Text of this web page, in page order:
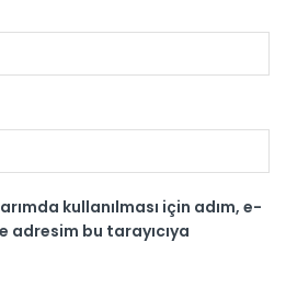
kullanılması için adım, e-
adresim bu tarayıcıya